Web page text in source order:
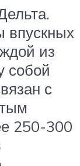
впускных
из
собой
с
250-300